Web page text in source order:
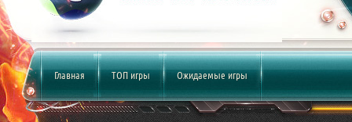
Главная ТОП игры Ожидаемые игры